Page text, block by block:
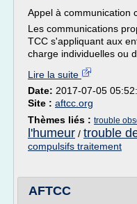
Appel à communication
Les communications
TCC s'appliquant aux
charge individuelles ou
Lire la suite
Date: 2017-07-05
Site : aftcc.org
Thèmes liés : trouble
l'humeur / trouble
compulsifs traitement
AFTCC